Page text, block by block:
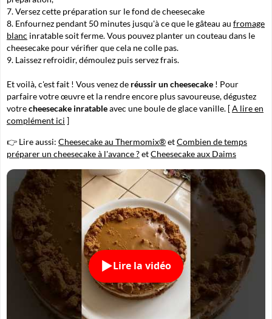
Versez cette préparation sur le fond de cheesecake
Enfournez pendant 50 minutes jusqu'à ce que le gâteau au fromage
blanc inratable soit ferme. Vous pouvez planter un couteau dans le
cheesecake pour vérifier que cela ne colle pas.
Laissez refroidir, démoulez puis servez frais.
Et voilà, c'est fait ! Vous venez de réussir un cheesecake ! Pour
parfaire votre œuvre et la rendre encore plus savoureuse, dégustez
votrecheesecake inratableavec une boule de glace vanille. [A lire en
complément ici ]
👉 Lire aussi: Cheesecake au Thermomix®etCombien de temps
préparer un cheesecake à l'avance ?etCheesecake aux Daims
Lire la vidéo